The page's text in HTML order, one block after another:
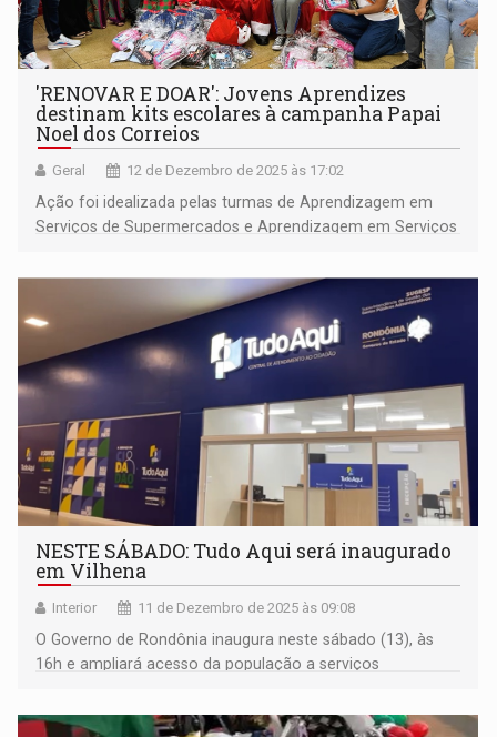
'RENOVAR E DOAR': Jovens Aprendizes
destinam kits escolares à campanha Papai
Noel dos Correios
Geral 12 de Dezembro de 2025 às 17:02
Ação foi idealizada pelas turmas de Aprendizagem em
Serviços de Supermercados e Aprendizagem em Serviços
NESTE SÁBADO: Tudo Aqui será inaugurado
em Vilhena
Interior 11 de Dezembro de 2025 às 09:08
O Governo de Rondônia inaugura neste sábado (13), às
16h e ampliará acesso da população a serviços